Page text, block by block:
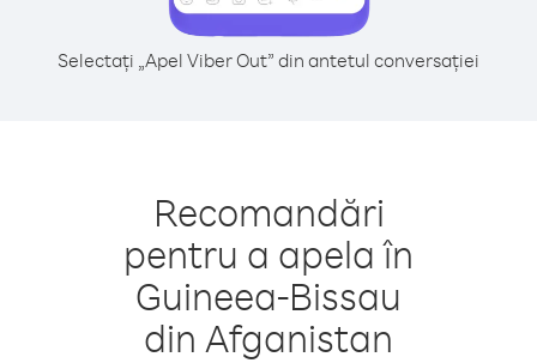
Selectați „Apel Viber Out” din antetul conversației
Recomandări
pentru a apela în
Guineea-Bissau
din Afganistan